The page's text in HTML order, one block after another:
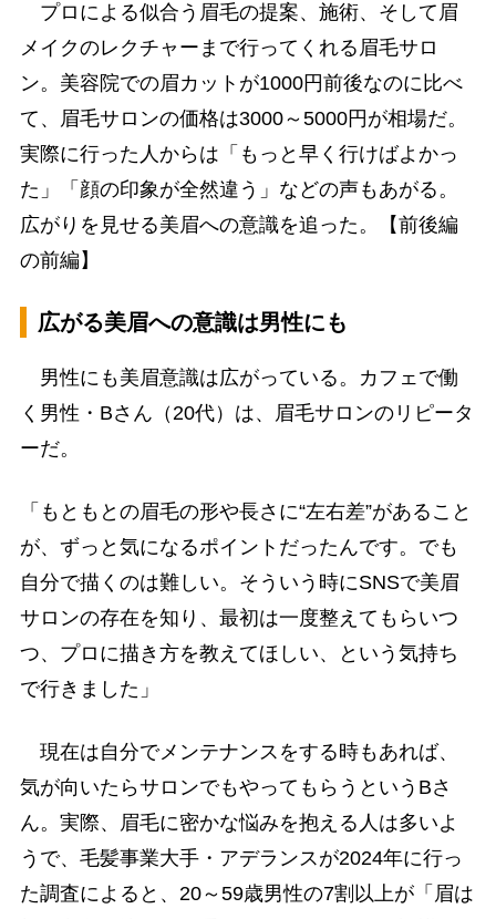
プロによる似合う眉毛の提案、施術、そして眉
メイクのレクチャーまで行ってくれる眉毛サロ
ン。美容院での眉カットが1000円前後なのに比べ
て、眉毛サロンの価格は3000～5000円が相場だ。
実際に行った人からは「もっと早く行けばよかっ
た」「顔の印象が全然違う」などの声もあがる。
広がりを見せる美眉への意識を追った。【前後編
の前編】
広がる美眉への意識は男性にも
男性にも美眉意識は広がっている。カフェで働
く男性・Bさん（20代）は、眉毛サロンのリピータ
ーだ。
「もともとの眉毛の形や長さに“左右差”があること
が、ずっと気になるポイントだったんです。でも
自分で描くのは難しい。そういう時にSNSで美眉
サロンの存在を知り、最初は一度整えてもらいつ
つ、プロに描き方を教えてほしい、という気持ち
で行きました」
現在は自分でメンテナンスをする時もあれば、
気が向いたらサロンでもやってもらうというBさ
ん。実際、眉毛に密かな悩みを抱える人は多いよ
うで、毛髪事業大手・アデランスが2024年に行っ
た調査によると、20～59歳男性の7割以上が「眉は